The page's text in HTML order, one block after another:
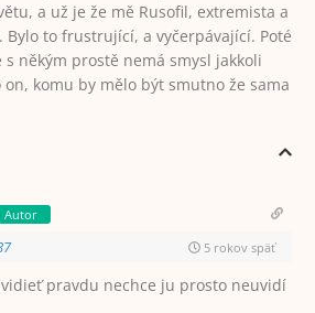
a už je že mě Rusofil, extremista a
to frustrující, a vyčerpávající. Poté
někým prostě nemá smysl jakkoli
komu by mělo být smutno že sama
Autor
5 rokov späť
vidieť pravdu nechce ju prosto neuvidí